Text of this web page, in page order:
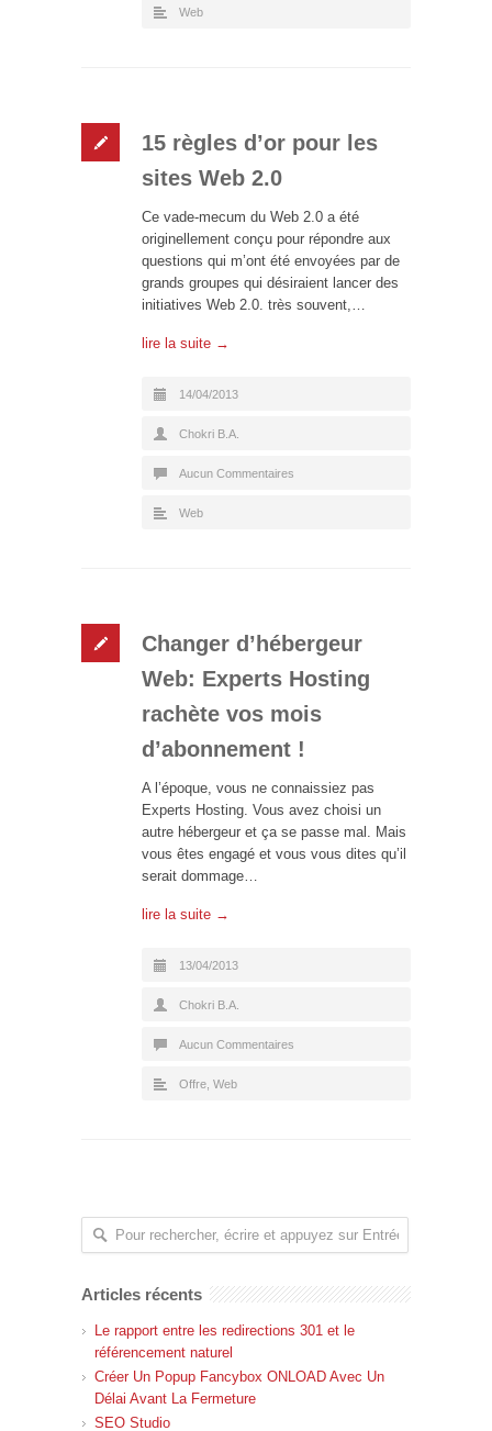
Web
15 règles d’or pour les
sites Web 2.0
Ce vade-mecum du Web 2.0 a été
originellement conçu pour répondre aux
questions qui m’ont été envoyées par de
grands groupes qui désiraient lancer des
initiatives Web 2.0. très souvent,…
lire la suite →
14/04/2013
Chokri B.A.
Aucun Commentaires
Web
Changer d’hébergeur
Web: Experts Hosting
rachète vos mois
d’abonnement !
A l’époque, vous ne connaissiez pas
Experts Hosting. Vous avez choisi un
autre hébergeur et ça se passe mal. Mais
vous êtes engagé et vous vous dites qu’il
serait dommage…
lire la suite →
13/04/2013
Chokri B.A.
Aucun Commentaires
Offre Web
Articles récents
Le rapport entre les redirections 301 et le
référencement naturel
Créer Un Popup Fancybox ONLOAD Avec Un
Délai Avant La Fermeture
SEO Studio